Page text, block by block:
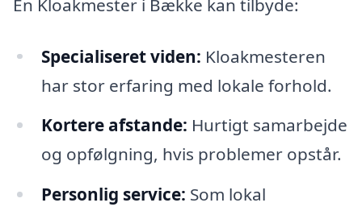
En Kloakmester i Bække kan tilbyde:
Specialiseret viden: Kloakmesteren
har stor erfaring med lokale forhold.
Kortere afstande: Hurtigt samarbejde
og opfølgning, hvis problemer opstår.
Personlig service: Som lokal